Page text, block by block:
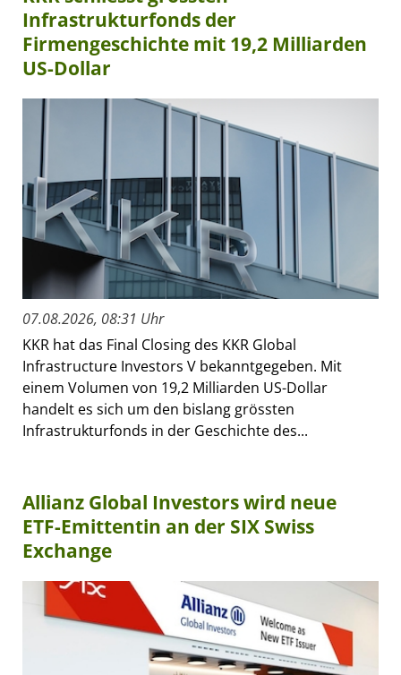
Infrastrukturfonds der
Firmengeschichte mit 19,2 Milliarden
US-Dollar
07.08.2026, 08:31 Uhr
KKR hat das Final Closing des KKR Global
Infrastructure Investors V bekanntgegeben. Mit
einem Volumen von 19,2 Milliarden US-Dollar
handelt es sich um den bislang grössten
Infrastrukturfonds in der Geschichte des...
Allianz Global Investors wird neue
ETF-Emittentin an der SIX Swiss
Exchange